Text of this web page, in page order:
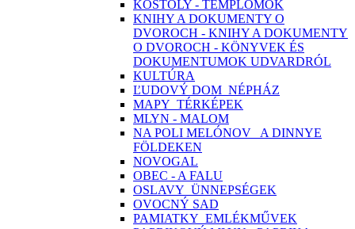
KOSTOLY - TEMPLOMOK
KNIHY A DOKUMENTY O
DVOROCH - KNIHY A DOKUMENTY
O DVOROCH - KÖNYVEK ÉS
DOKUMENTUMOK UDVARDRÓL
KULTÚRA
ĽUDOVÝ DOM_NÉPHÁZ
MAPY_TÉRKÉPEK
MLYN - MALOM
NA POLI MELÓNOV_ A DINNYE
FÖLDEKEN
NOVOGAL
OBEC - A FALU
OSLAVY_ÜNNEPSÉGEK
OVOCNÝ SAD
PAMIATKY_EMLÉKMŰVEK